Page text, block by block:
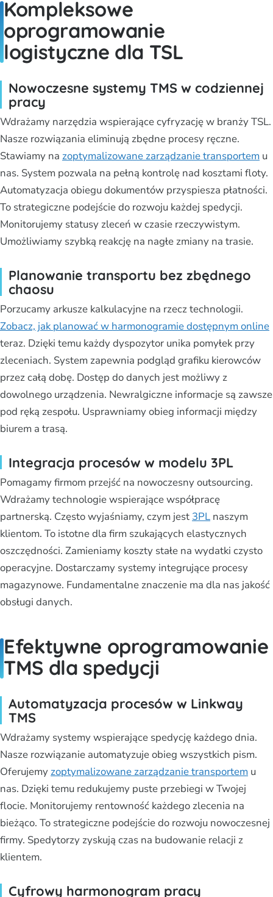
Kompleksowe
oprogramowanie
logistyczne dla TSL
Nowoczesne systemy TMS w codziennej
pracy
Wdrażamy narzędzia wspierające cyfryzację w branży TSL.
Nasze rozwiązania eliminują zbędne procesy ręczne.
Stawiamy na zoptymalizowane zarządzanie transportem u
nas. System pozwala na pełną kontrolę nad kosztami floty.
Automatyzacja obiegu dokumentów przyspiesza płatności.
To strategiczne podejście do rozwoju każdej spedycji.
Monitorujemy statusy zleceń w czasie rzeczywistym.
Umożliwiamy szybką reakcję na nagłe zmiany na trasie.
Planowanie transportu bez zbędnego
chaosu
Porzucamy arkusze kalkulacyjne na rzecz technologii.
Zobacz, jak planować w harmonogramie dostępnym online
teraz. Dzięki temu każdy dyspozytor unika pomyłek przy
zleceniach. System zapewnia podgląd grafiku kierowców
przez całą dobę. Dostęp do danych jest możliwy z
dowolnego urządzenia. Newralgiczne informacje są zawsze
pod ręką zespołu. Usprawniamy obieg informacji między
biurem a trasą.
Integracja procesów w modelu 3PL
Pomagamy firmom przejść na nowoczesny outsourcing.
Wdrażamy technologie wspierające współpracę
partnerską. Często wyjaśniamy, czym jest 3PL naszym
klientom. To istotne dla firm szukających elastycznych
oszczędności. Zamieniamy koszty stałe na wydatki czysto
operacyjne. Dostarczamy systemy integrujące procesy
magazynowe. Fundamentalne znaczenie ma dla nas jakość
obsługi danych.
Efektywne oprogramowanie
TMS dla spedycji
Automatyzacja procesów w Linkway
TMS
Wdrażamy systemy wspierające spedycję każdego dnia.
Nasze rozwiązanie automatyzuje obieg wszystkich pism.
Oferujemy zoptymalizowane zarządzanie transportem u
nas. Dzięki temu redukujemy puste przebiegi w Twojej
flocie. Monitorujemy rentowność każdego zlecenia na
bieżąco. To strategiczne podejście do rozwoju nowoczesnej
firmy. Spedytorzy zyskują czas na budowanie relacji z
klientem.
Cyfrowy harmonogram pracy